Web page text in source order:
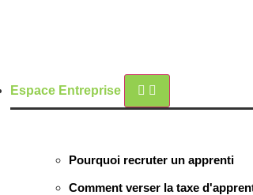
Espace Entreprise
Pourquoi recruter un apprenti
Comment verser la taxe